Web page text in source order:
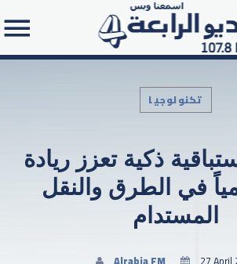
Search in the
تكنولوجيا
ذكية تعزز ريادة
في الطرق والنقل
المستدام